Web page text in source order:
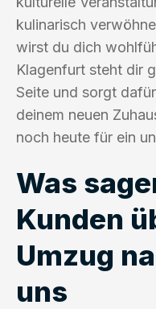
kulinarisch
wirst du dich
Klagenfurt steht dir
Seite und sorgt
deinem neuen
noch heute für ein
Was
Kunden
Umzug
uns